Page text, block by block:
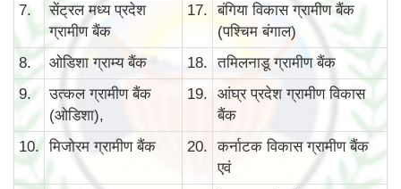
7.
सेंट्रल मध्य प्रदेश
ग्रामीण बैंक
17.
बंगिया विकास ग्रामीण बैंक
(पश्चिम बंगाल)
8.
ओडिशा ग्राम्य बैंक 18.
तमिलनाडू ग्रामीण बैंक
9.
उत्कल ग्रामीण बैंक
(ओडिशा),
19.
आंघ्र प्रदेश ग्रामीण विकास
बैंक
10.
मिजोरम ग्रामीण बैंक 20.
कर्नाटक विकास ग्रामीण बैंक
एवं